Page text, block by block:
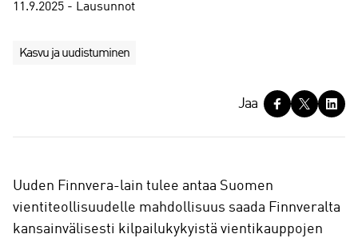
11.9.2025 - Lausunnot
Kasvu ja uudistuminen
a
Jaa
Uuden Finnvera-lain tulee antaa Suomen
vientiteollisuudelle mahdollisuus saada Finnveralta
kansainvälisesti kilpailukykyistä vientikauppojen